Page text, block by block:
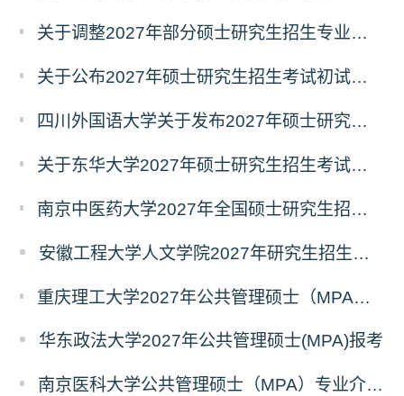
关于调整2027年部分硕士研究生招生专业初试考试科目的公告（持续更新中）
关于公布2027年硕士研究生招生考试初试自命题科目考试大纲的通知
四川外国语大学关于发布2027年硕士研究生招生考试自命题科目大纲的公告
关于东华大学2027年硕士研究生招生考试（初试）招生目录拟调整公告（一）
南京中医药大学2027年全国硕士研究生招生考试初试自命题科目考试内容及参考书目
安徽工程大学人文学院2027年研究生招生简章
重庆理工大学2027年公共管理硕士（MPA）专业学位研究生（双证）报考
华东政法大学2027年公共管理硕士(MPA)报考
南京医科大学公共管理硕士（MPA）专业介绍（2027年）